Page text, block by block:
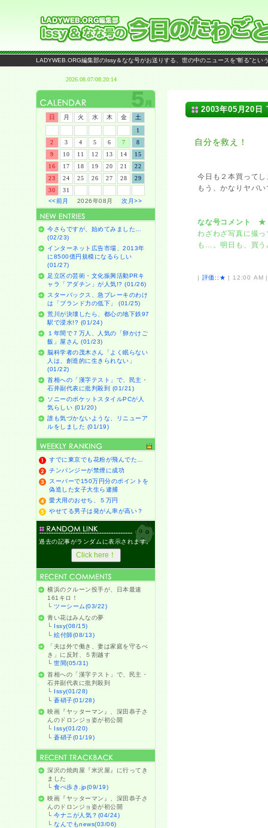
LADYWEB.ORG編集部のIssy＆なな号がお送りする、世の中のニュースを“斬る”と
2003年05月20日
自分を救え！
今日も２本買って
もう、かなりヤバ
なな号コメント ★
わざわざ写真に撮
も…。明日も、買う
| 評価::★ | 12:00 AM
日 月 火 水 木 金
土
1
2
3 4 5 6 7
8
9
10 11 12 13 14
15
16
17 18 19 20 21
22
23
24 25 26 27 28
29
30
31
<<前月
2026年08月次月>>
今さらですが、始めてみました…
(02/23)
インターネット広告市場、2013年
に8500億円規模になるらしい
(01/27)
足立区の芸術・文化振興活動PRキ
ャラ「アダチン」が人気!? (01/26)
スターバックス、急ブレーキのわけ
は「ブランド力の低下」 (01/25)
荒川が決壊したら、都心の地下鉄97
駅で浸水!? (01/24)
１年間で７万人、人気の「卵かけご
飯」屋さん (01/23)
脳科学者の茂木さん「よく眠らない
人は、創造的に生きられない」
(01/22)
首相への「漢字テスト」で、民主・
石井副代表に批判殺到 (01/21)
ソニーのポケットスタイルPCが人
気らしい (01/20)
誰も気づかないような、リニューア
ルをしました (01/19)
すでに東京でも花粉が飛んでた…
チンパンジーが禁煙に成功
スーパーで150万円分のポイントを
偽造した女子大生ら逮捕
愛犬用のおせち、５万円
やせてる男子は発がん率が高い？
過去の記事がランダムに表示されます。
横浜のクルーン投手が、日本最速
161キロ！
└ツーシーム(03/22)
青い花はみんなの夢
└ Issy(08/15)
└絵付師(08/13)
「夫は外で働き、妻は家庭を守るべ
き」に反対、５割越す
└世間(05/31)
首相への「漢字テスト」で、民主・
石井副代表に批判殺到
└ Issy(01/28)
└蒼硝子(01/28)
映画『ヤッターマン』、深田恭子さ
んのドロンジョ姿が初公開
└ Issy(01/20)
└蒼硝子(01/19)
深沢の焼肉屋『米沢屋』に行ってき
ました
└食べ歩き.jp(09/19)
映画『ヤッターマン』、深田恭子さ
んのドロンジョ姿が初公開
└今ナニが人気？(04/24)
└なんでもnews(03/06)